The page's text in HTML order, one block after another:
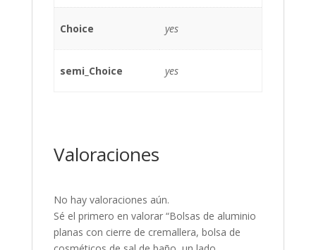
Choice yes
semi_Choice yes
Valoraciones
No hay valoraciones aún.
Sé el primero en valorar “Bolsas de aluminio
planas con cierre de cremallera, bolsa de